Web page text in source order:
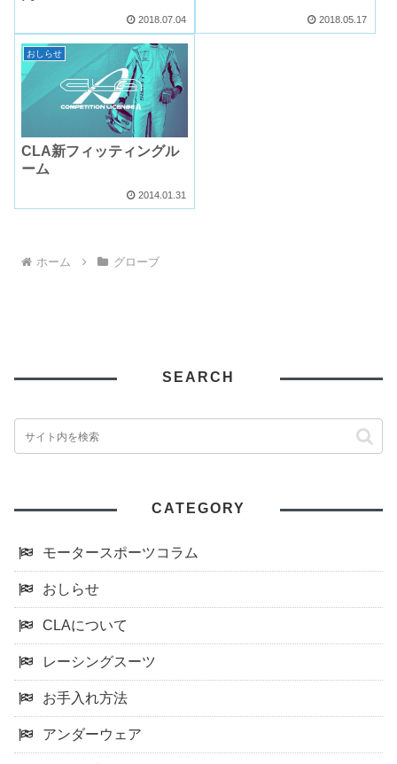
2018.07.04 2018.05.17
おしらせ
CLA新フィッティングル
ーム
2014.01.31
ホーム グローブ
SEARCH
CATEGORY
モータースポーツコラム
おしらせ
CLAについて
レーシングスーツ
お手入れ方法
アンダーウェア